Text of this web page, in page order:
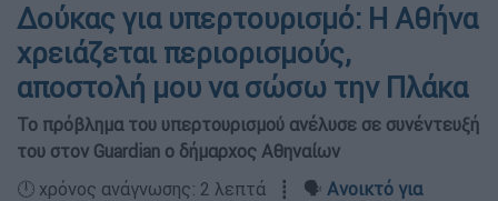
Δούκας για υπερτουρισμό: Η Αθήνα
χρειάζεται περιορισμούς,
αποστολή μου να σώσω την Πλάκα
Το πρόβλημα του υπερτουρισμού ανέλυσε σε συνέντευξή
του στον Guardian ο δήμαρχος Αθηναίων
🕛 χρόνος ανάγνωσης: 2 λεπτά ┋ 🗣️ Ανοικτό για